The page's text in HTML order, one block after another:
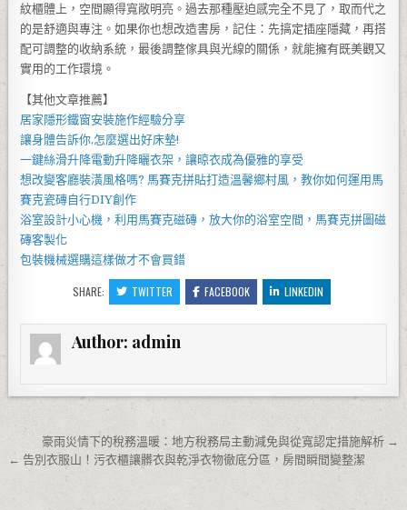
紋櫃體上，空間顯得寬敞明亮。過去那種壓迫感完全不見了，取而代之
的是舒適與專注。如果你也想改造書房，記住：先搞定插座隱藏，再搭
配可調整的收納系統，最後調整傢具與光線的關係，就能擁有既美觀又
實用的工作環境。
【其他文章推薦】
居家隱形鐵窗安裝施作經驗分享
讓身體告訴你,怎麼選出好床墊!
一鍵絲滑升降電動升降曬衣架 ，讓晾衣成為優雅的享受
想改變客廳裝潢風格嗎? 馬賽克拼貼打造溫馨鄉村風，教你如何運用 馬
賽克瓷磚自行DIY創作
浴室設計小心機，利用 馬賽克磁磚 ，放大你的浴室空間， 馬賽克拼圖磁
磚客製化
包裝機械選購這樣做才不會買錯
SHARE: TWITTER FACEBOOK LINKEDIN
Author: admin
文章導覽
豪雨災情下的稅務溫暖：地方稅務局主動減免與從寬認定措施解析 →
← 告別衣服山！污衣櫃讓髒衣與乾淨衣物徹底分區，房間瞬間變整潔